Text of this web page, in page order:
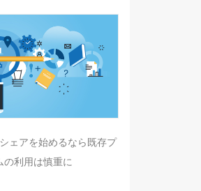
ェアを始めるなら既存プ
の利用は慎重に